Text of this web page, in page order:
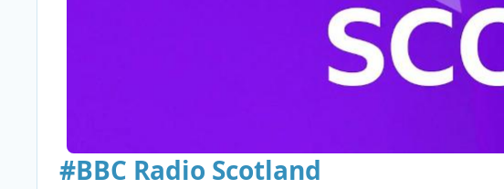
#BBC Radio Scotland